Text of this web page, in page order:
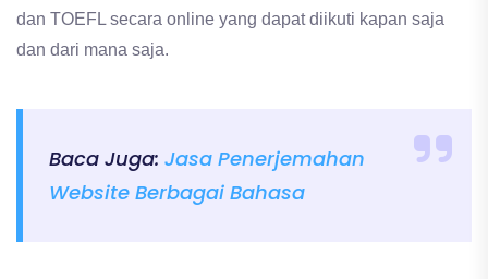
dan TOEFL secara online yang dapat diikuti kapan saja
dan dari mana saja.
Baca Juga: Jasa Penerjemahan
Website Berbagai Bahasa